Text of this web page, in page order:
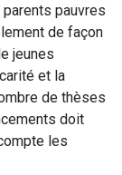
pauvres
de façon
jeunes
et la
de thèses
doit
les